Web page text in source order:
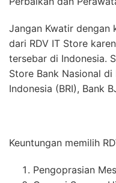
Jangan Kwatir dengan
dari RDV IT Store
tersebar di Indonesia.
Store Bank Nasional
Indonesia (BRI), Bank
Keuntungan memilih
Pengoprasian